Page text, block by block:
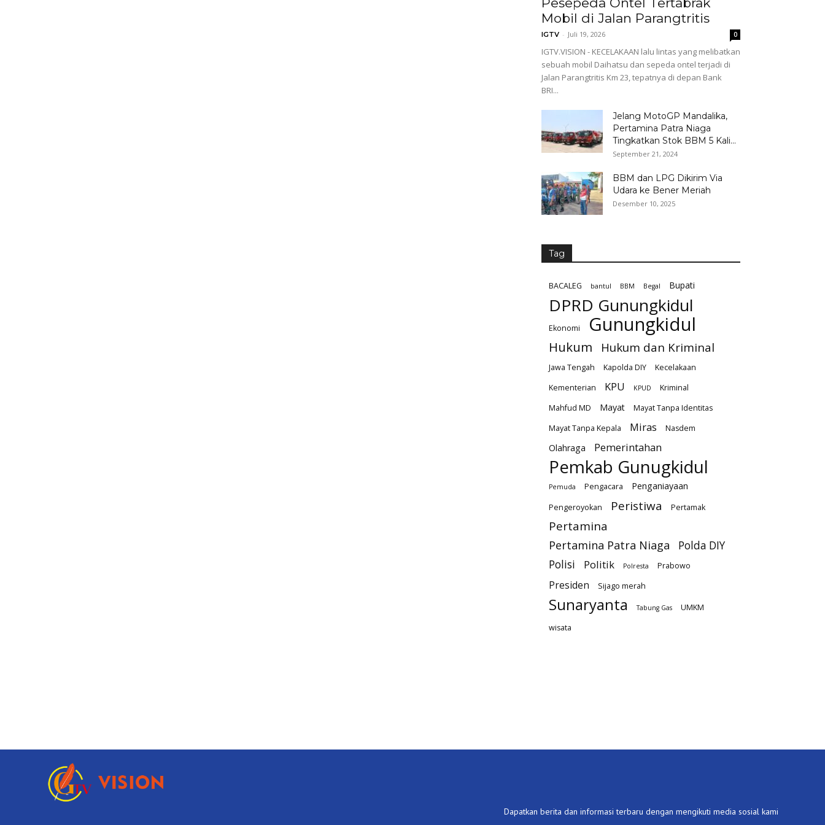
Mobil di Jalan Parangtritis
IGTV - Juli 19, 2026 0
IGTV.VISION - KECELAKAAN lalu lintas yang melibatkan
sebuah mobil Daihatsu dan sepeda ontel terjadi di
Jalan Parangtritis Km 23, tepatnya di depan Bank
BRI...
Jelang MotoGP Mandalika,
Pertamina Patra Niaga
Tingkatkan Stok BBM 5 Kali...
September 21, 2024
BBM dan LPG Dikirim Via
Udara ke Bener Meriah
Desember 10, 2025
Tag
BACALEG bantul BBM Begal Bupati
DPRD Gunungkidul
Ekonomi Gunungkidul
Hukum Hukum dan Kriminal
Jawa Tengah Kapolda DIY
Kecelakaan
Kementerian
KPU KPUD
Kriminal
Mahfud MD
Mayat
Mayat Tanpa Identitas
Mayat Tanpa Kepala
Miras Nasdem
Olahraga Pemerintahan
Pemkab Gunugkidul
Pemuda Pengacara Penganiayaan
Pengeroyokan Peristiwa Pertamak
Pertamina
Pertamina Patra Niaga
Polda DIY
Polisi
Politik Polresta Prabowo
Presiden Sijago merah
Sunaryanta Tabung Gas
UMKM
wisata
Dapatkan berita dan informasi terbaru dengan mengikuti media sosial kami